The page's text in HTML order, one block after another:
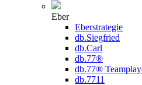
Eber
Eberstrategie
db.Siegfried
db.Carl
db.77®
db.77®
db.7711